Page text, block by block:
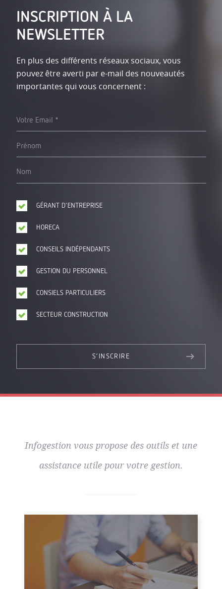
INSCRIPTION À LA
NEWSLETTER
En plus des différents réseaux sociaux, vous
pouvez être averti par e-mail des nouveautés
importantes qui vous concernent :
Votre Email
Prénom
Nom
GÉRANT D'ENTREPRISE
HORECA
CONSEILS INDÉPENDANTS
GESTION DU PERSONNEL
CONSIELS PARTICULIERS
SECTEUR CONSTRUCTION
S’INSCRIRE
Infogestion vous propose des outils et une
assistance utile pour votre gestion.